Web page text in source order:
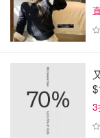
有非常多的种类
没有苗圃培育不
买吧，每年换颜
3